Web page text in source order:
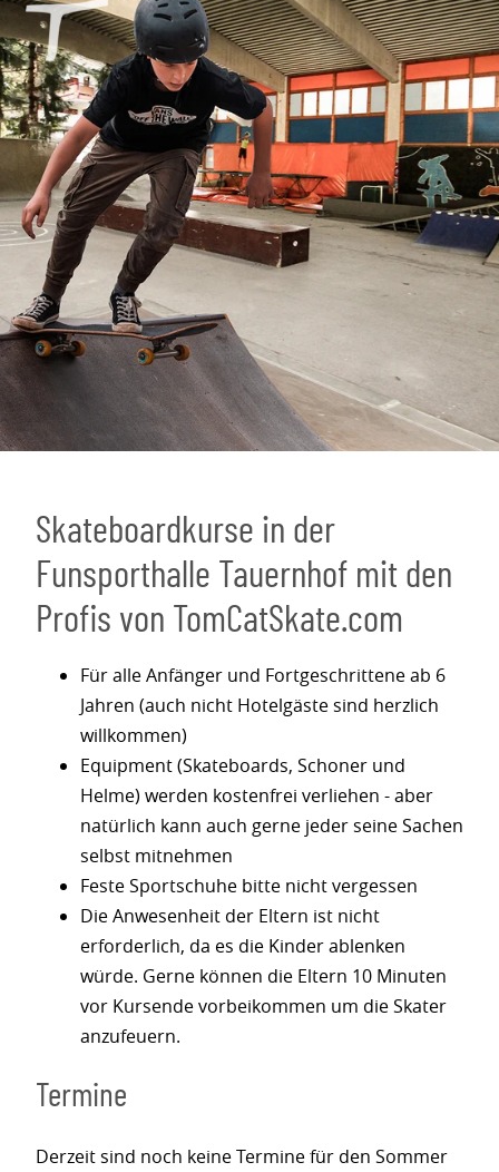
Skateboardkurse in der
Funsporthalle Tauernhof mit den
Profis von TomCatSkate.com
Für alle Anfänger und Fortgeschrittene ab 6
Jahren (auch nicht Hotelgäste sind herzlich
willkommen)
Equipment (Skateboards, Schoner und
Helme) werden kostenfrei verliehen - aber
natürlich kann auch gerne jeder seine Sachen
selbst mitnehmen
Feste Sportschuhe bitte nicht vergessen
Die Anwesenheit der Eltern ist nicht
erforderlich, da es die Kinder ablenken
würde. Gerne können die Eltern 10 Minuten
vor Kursende vorbeikommen um die Skater
anzufeuern.
Termine
Derzeit sind noch keine Termine für den Sommer